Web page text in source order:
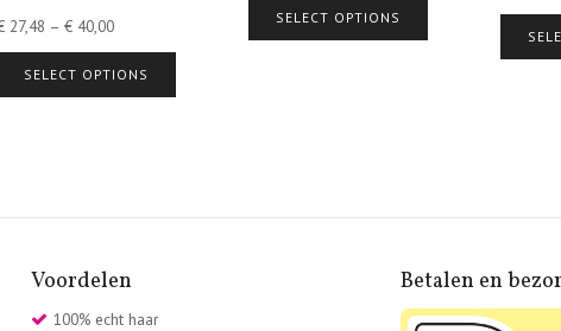
27,48 –€ 40,00
SELECT OPTIONS
SELECT OPTIONS
Voordelen
100% echt haar
Betalen en